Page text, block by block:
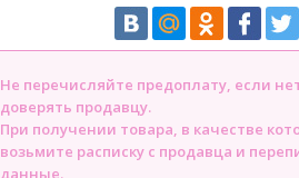
Не перечисляйте предоплату, если
доверять продавцу.
При получении товара, в качестве
возьмите расписку с продавца и
данные.